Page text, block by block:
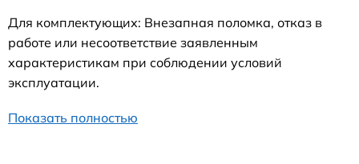
Для комплектующих: Внезапная поломка, отказ в
работе или несоответствие заявленным
характеристикам при соблюдении условий
эксплуатации.
Показать полностью